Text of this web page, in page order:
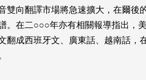
雙向翻譯市場將急速擴大，在爾後
。在二○○○年亦有相關報導指出，
翻成西班牙文、廣東話、越南話，